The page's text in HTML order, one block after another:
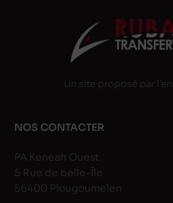
Un site proposé par
NOS CONTACTER
PA Keneah Ouest
5 Rue de belle-Île
56400 Plougoumelen